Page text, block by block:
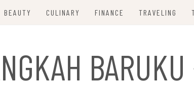
BEAUTY CULINARY FINANCE TRAVELING